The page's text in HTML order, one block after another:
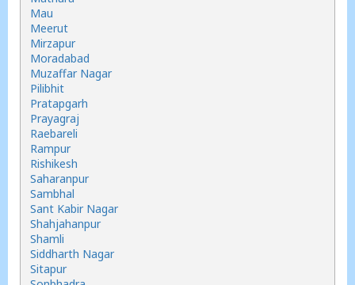
Mau
Meerut
Mirzapur
Moradabad
Muzaffar Nagar
Pilibhit
Pratapgarh
Prayagraj
Raebareli
Rampur
Rishikesh
Saharanpur
Sambhal
Sant Kabir Nagar
Shahjahanpur
Shamli
Siddharth Nagar
Sitapur